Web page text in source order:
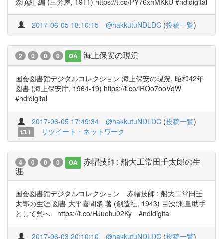
森暁紅 編 (三芳屋, 1911) https://t.co/PY76xhMKkU #ndldigital
2017-06-05 18:10:15 @hakkutuNDLDC (投稿一覧)
2 0 0 0 OA 海上保安の現況
国会図書館デジタルコレクション 海上保安の現況. 昭和42年
図書 (海上保安庁, 1964-19) https://t.co/iROo7ooVqW
#ndldigital
2017-06-05 17:49:34 @hakkutuNDLDC (投稿一覧)
1 リツイート・ネットワーク
4 0 0 0 OA
赤帽技師 : 船大工常田壬太郎の生
涯
国会図書館デジタルコレクション 赤帽技師 : 船大工常田壬
太郎の生涯 図書 大平喜間多 著 (創造社, 1943) 目次:測量助手
として呉へ https://t.co/HJuohu02Ky #ndldigital
2017-06-03 20:10:10 @hakkutuNDLDC (投稿一覧)